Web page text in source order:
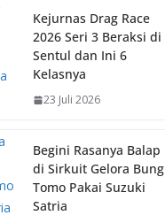
Kejurnas Drag Race
2026 Seri 3 Beraksi di
Sentul dan Ini 6
Kelasnya
23 Juli 2026
Begini Rasanya Balap
di Sirkuit Gelora Bung
Tomo Pakai Suzuki
Satria